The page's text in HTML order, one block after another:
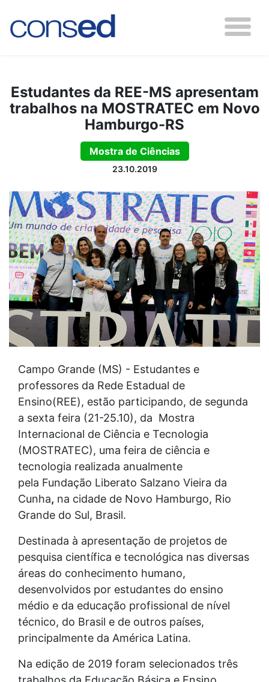
Estudantes da REE-MS apresentam
trabalhos na MOSTRATEC em Novo
Hamburgo-RS
Mostra de Ciências
23.10.2019
Campo Grande (MS) - Estudantes e
professores da Rede Estadual de
Ensino(REE), estão participando, de segunda
a sexta feira (21-25.10), da Mostra
Internacional de Ciência e Tecnologia
(MOSTRATEC), uma feira de ciência e
tecnologia realizada anualmente
pela Fundação Liberato Salzano Vieira da
Cunha, na cidade de Novo Hamburgo, Rio
Grande do Sul, Brasil.
Destinada à apresentação de projetos de
pesquisa científica e tecnológica nas diversas
áreas do conhecimento humano,
desenvolvidos por estudantes do ensino
médio e da educação profissional de nível
técnico, do Brasil e de outros países,
principalmente da América Latina.
Na edição de 2019 foram selecionados três